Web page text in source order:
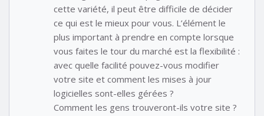
cette variété, il peut être difficile de décider
ce qui est le mieux pour vous. L’élément le
plus important à prendre en compte lorsque
vous faites le tour du marché est la flexibilité :
avec quelle facilité pouvez-vous modifier
votre site et comment les mises à jour
logicielles sont-elles gérées ?
Comment les gens trouveront-ils votre site ?